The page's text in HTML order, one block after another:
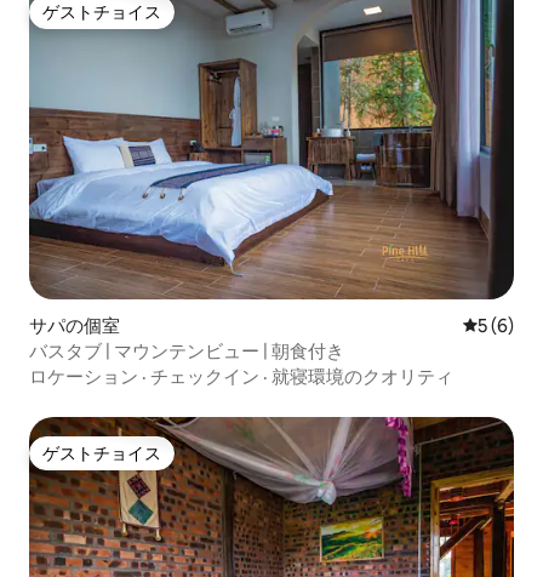
ゲストチョイス
ゲストチョイス
サパの個室 レビュー
5 (6)
バスタブ | マウンテンビュー | 朝食付き
ロケーション · チェックイン · 就寝環境のクオリティ
ゲストチョイス
ゲストチョイス